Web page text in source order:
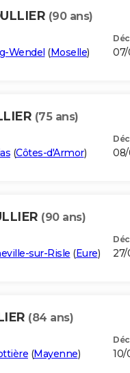
(90 ans)
Wendel (Moselle) 07/
(75 ans)
(Côtes-d'Armor) 08/
(90 ans)
sur-Risle (Eure)
(84 ans)
(Mayenne) 10/